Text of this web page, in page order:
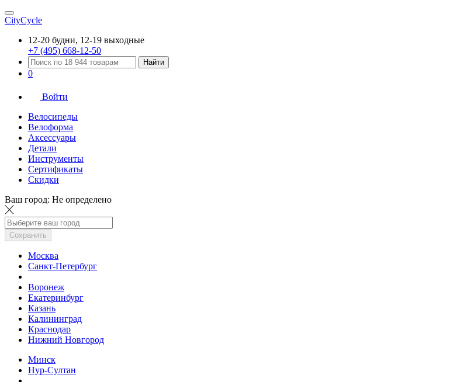
CityCycle
12-20 будни, 12-19 выходные
+7 (495) 668-12-50
Найти
0
Войти
Велосипеды
Велоформа
Аксессуары
Детали
Инструменты
Сертификаты
Скидки
Ваш город: Не определено
Сохранить
Москва
Санкт-Петербург
Воронеж
Екатеринбург
Казань
Калининград
Краснодар
Нижний Новгород
Минск
Нур-Султан